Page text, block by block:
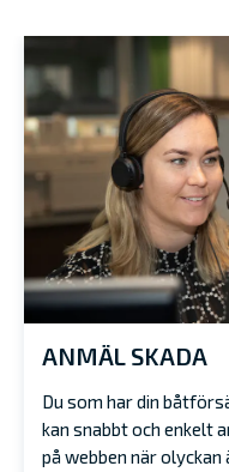
ANMÄL SKADA
Du som har din
kan snabbt och enkelt
på webben när olyckan